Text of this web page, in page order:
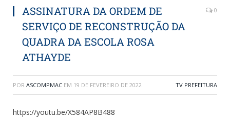
ASSINATURA DA ORDEM DE
SERVIÇO DE RECONSTRUÇÃO DA
QUADRA DA ESCOLA ROSA
ATHAYDE
0
POR ASCOMPMAC EM 19 DE FEVEREIRO DE 2022 TV PREFEITURA
https://youtu.be/X584AP8B488